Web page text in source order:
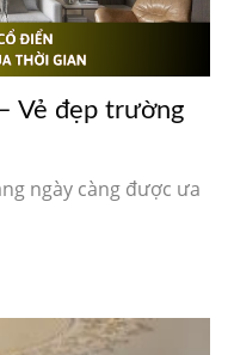
Vẻ đẹp trường
ngày càng được ưa